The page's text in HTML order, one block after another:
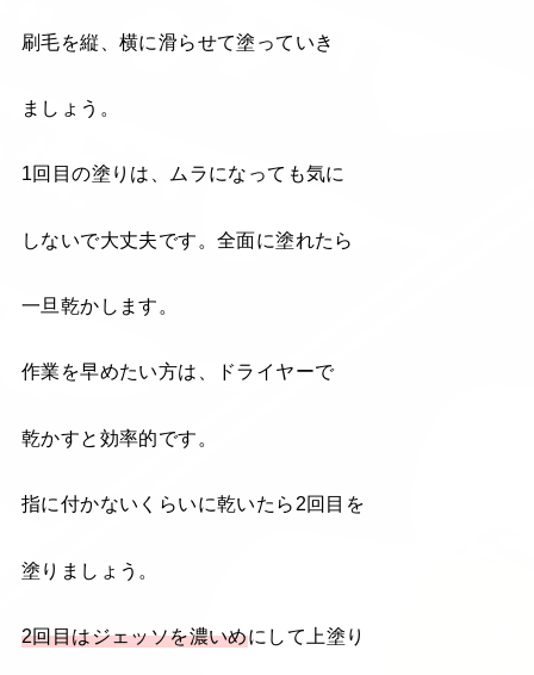
刷毛を縦、横に滑らせて塗っていき
ましょう。
1回目の塗りは、ムラになっても気に
しないで大丈夫です。全面に塗れたら
一旦乾かします。
作業を早めたい方は、ドライヤーで
乾かすと効率的です。
指に付かないくらいに乾いたら2回目を
塗りましょう。
2回目はジェッソを濃いめにして上塗り